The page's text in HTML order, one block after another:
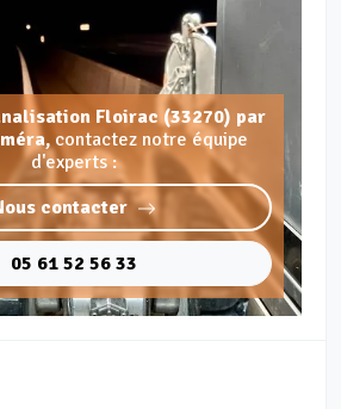
Floirac (33270) par
contactez notre équipe
d'experts :
contacter
05 61 52 56 33